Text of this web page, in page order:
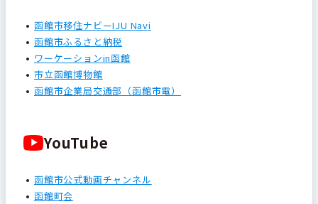
函館市移住ナビーIJU Navi
函館市ふるさと納税
ワーケーションin函館
市立函館博物館
函館市企業局交通部（函館市電）
YouTube
函館市公式動画チャンネル
函館町会